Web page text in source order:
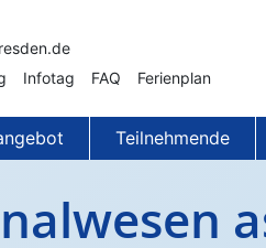
Infotag FAQ Ferienplan
Teilnehmende